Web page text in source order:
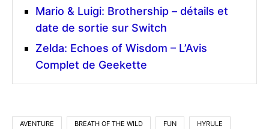
Mario & Luigi: Brothership – détails et
date de sortie sur Switch
Zelda: Echoes of Wisdom – L’Avis
Complet de Geekette
AVENTURE BREATH OF THE WILD FUN HYRULE